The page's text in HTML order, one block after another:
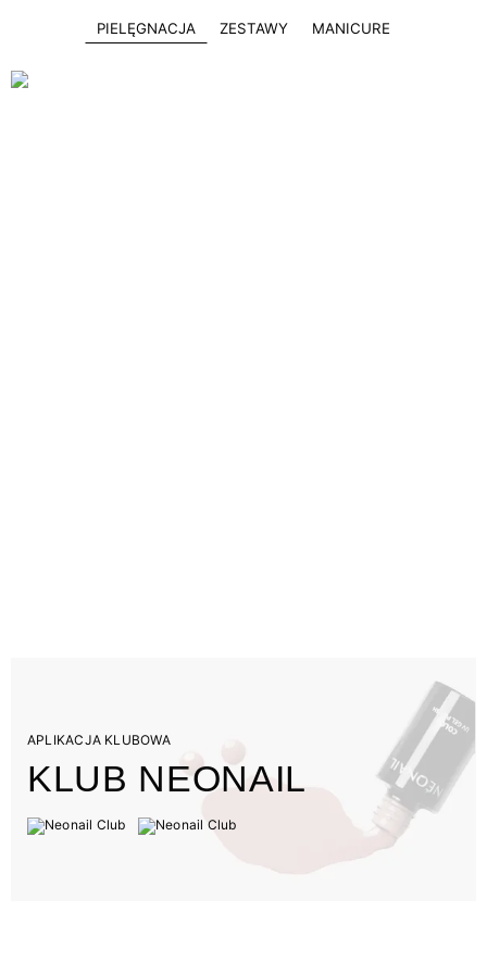
PIELĘGNACJA ZESTAWY MANICURE
APLIKACJA KLUBOWA
KLUB NEONAIL